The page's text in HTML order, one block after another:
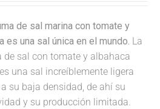
de sal marina con tomate y
es una sal única en el mundo. La
de sal con tomate y albahaca
una sal increíblemente ligera
su baja densidad, de ahí su
y su producción limitada.